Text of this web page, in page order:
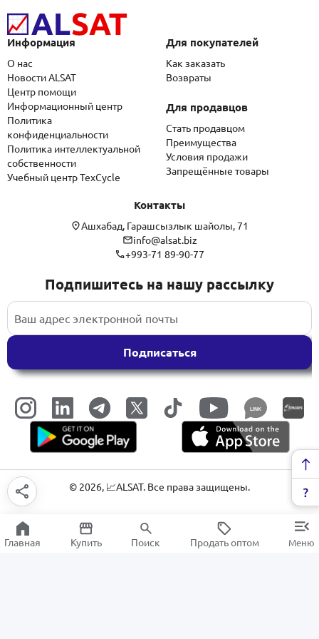
Информация
О нас
Новости ALSAT
Центр помощи
Информационный центр
Политика
конфиденциальности
Политика интеллектуальной
собственности
Учебный центр TexCycle
Для покупателей
Как заказать
Возвраты
Для продавцов
Стать продавцом
Преимущества
Условия продажи
Запрещённые товары
Контакты
Ашхабад, Гарашсызлык шайолы, 71
info@alsat.biz
+993-71 89-90-77
Подпишитесь на нашу рассылку
Подписаться
LINK
© 2026, 📈ALSAT. Все права защищены.
Главная Купить Поиск Продать оптом Меню